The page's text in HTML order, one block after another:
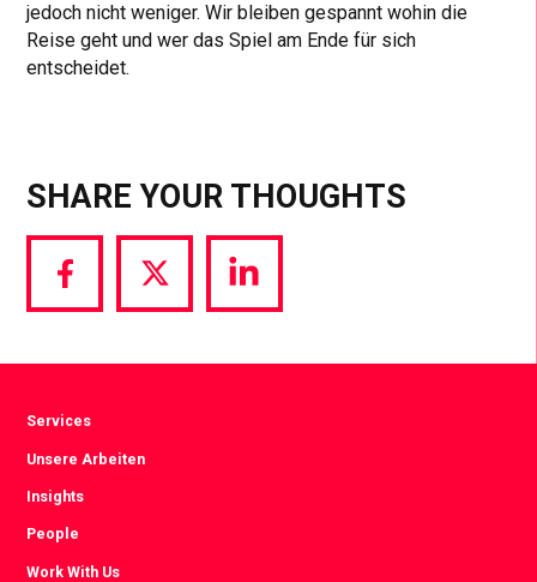
jedoch nicht weniger. Wir bleiben gespannt wohin die
Reise geht und wer das Spiel am Ende für sich
entscheidet.
SHARE YOUR THOUGHTS
Share
via
Share
via
Share
via
Services
Unsere Arbeiten
Insights
People
Work With Us